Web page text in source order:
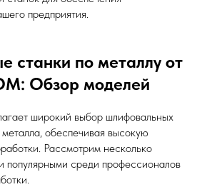
предприятия.
станки по металлу от
Обзор моделей
широкий выбор шлифовальных
обеспечивая высокую
Рассмотрим несколько
популярными среди профессионалов